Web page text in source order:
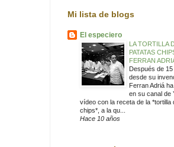
Mi lista de blogs
El especiero
LA TORTILLA
PATATAS
FERRAN
Después de 15
desde su
Ferran Adriá
en su canal de
vídeo con la receta de la *tortilla
chips*, a la qu...
Hace 10 años